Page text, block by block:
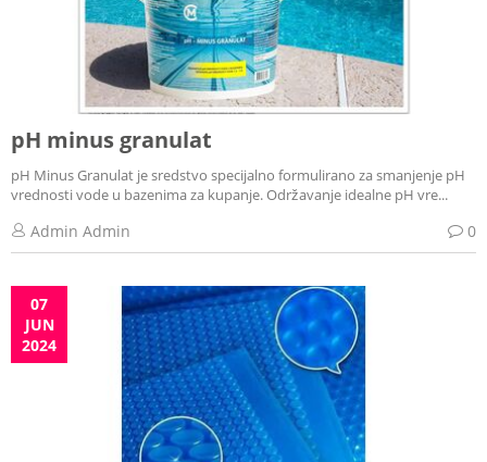
pH minus granulat
pH Minus Granulat je sredstvo specijalno formulirano za smanjenje pH
vrednosti vode u bazenima za kupanje. Održavanje idealne pH vre...
Admin Admin 0
07
JUN
2024